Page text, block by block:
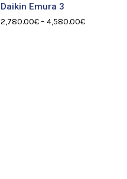
Daikin Emura 3
2,780.00€– 4,580.00€